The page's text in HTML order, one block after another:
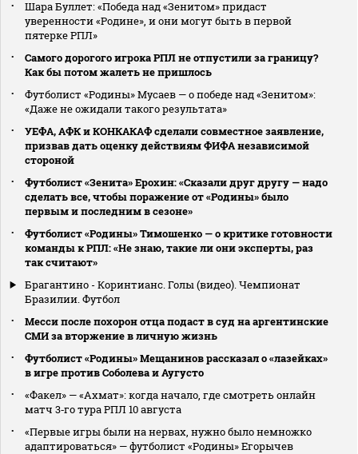
Шара Буллет: «Победа над «Зенитом» придаст
уверенности «Родине», и они могут быть в первой
пятерке РПЛ»
Самого дорогого игрока РПЛ не отпустили за границу?
Как бы потом жалеть не пришлось
Футболист «Родины» Мусаев — о победе над «Зенитом»:
«Даже не ожидали такого результата»
УЕФА, АФК и КОНКАКАФ сделали совместное заявление,
призвав дать оценку действиям ФИФА независимой
стороной
Футболист «Зенита» Ерохин: «Сказали друг другу — надо
сделать все, чтобы поражение от «Родины» было
первым и последним в сезоне»
Футболист «Родины» Тимошенко — о критике готовности
команды к РПЛ: «Не знаю, такие ли они эксперты, раз
так считают»
Брагантино - Коринтианс. Голы (видео). Чемпионат
Бразилии. Футбол
Месси после похорон отца подаст в суд на аргентинские
СМИ за вторжение в личную жизнь
Футболист «Родины» Мещанинов рассказал о «лазейках»
в игре против Соболева и Аугусто
«Факел» — «Ахмат»: когда начало, где смотреть онлайн
матч 3‑го тура РПЛ 10 августа
«Первые игры были на нервах, нужно было немножко
адаптироваться» — футболист «Родины» Егорычев